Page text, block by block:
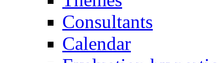
Consultants
Calendar